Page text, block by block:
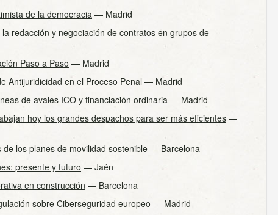
de la democracia— Madrid
redacción y negociación de contratos en grupos de
Paso a Paso — Madrid
Antijuridicidad en el Proceso Penal — Madrid
de avales ICO y financiación ordinaria — Madrid
hoy los grandes despachos para ser más eficientes —
los planes de movilidad sostenible — Barcelona
presente y futuro — Jaén
en construcción — Barcelona
sobre Ciberseguridad europeo — Madrid